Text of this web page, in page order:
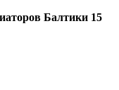
Балтики 15